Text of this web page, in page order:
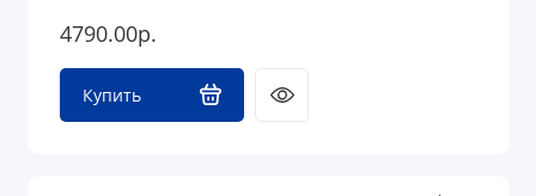
4790.00р.
Купить